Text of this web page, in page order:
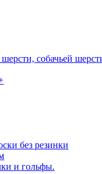
собачьей
без резинки
и гольфы.